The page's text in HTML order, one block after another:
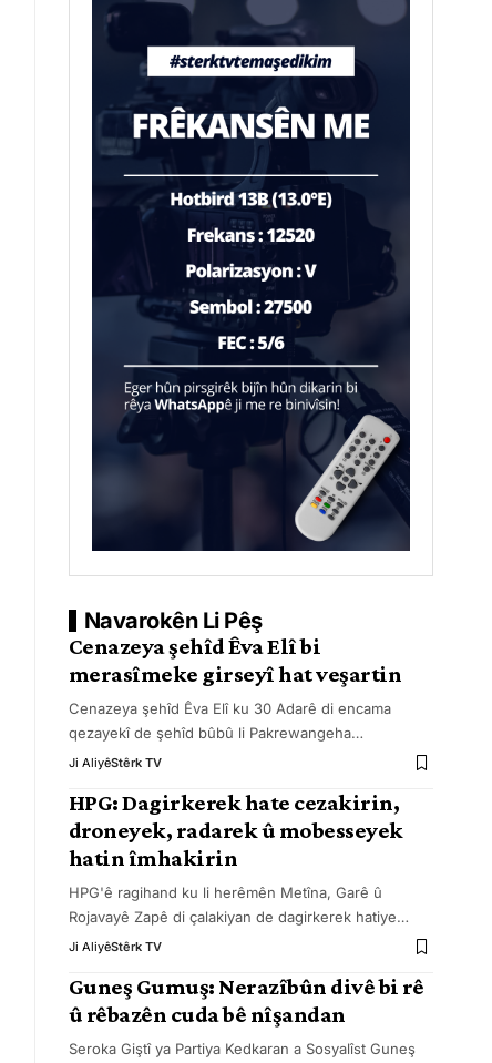
Navarokên Li Pêş
Cenazeya şehîd Êva Elî bi
merasîmeke girseyî hat veşartin
Cenazeya şehîd Êva Elî ku 30 Adarê di encama
qezayekî de şehîd bûbû li Pakrewangeha…
Ji AliyêStêrk TV
HPG: Dagirkerek hate cezakirin,
droneyek, radarek û mobesseyek
hatin îmhakirin
HPG'ê ragihand ku li herêmên Metîna, Garê û
Rojavayê Zapê di çalakiyan de dagirkerek hatiye…
Ji AliyêStêrk TV
Guneş Gumuş: Nerazîbûn divê bi rê
û rêbazên cuda bê nîşandan
Seroka Giştî ya Partiya Kedkaran a Sosyalîst Guneş